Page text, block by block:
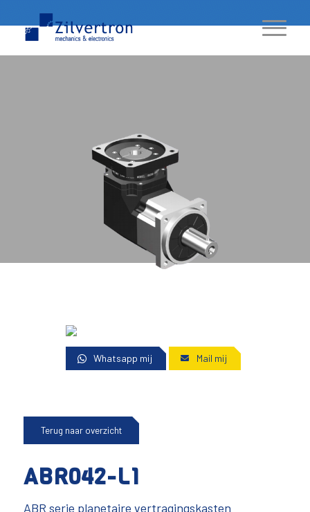
Whatsapp mij Mail mij
Terug naar overzicht
ABR042-L1
ABR serie planetaire vertragingskasten